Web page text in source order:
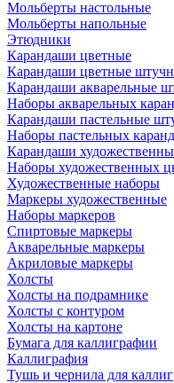
Мольберты настольные
Мольберты напольные
Этюдники
Карандаши цветные
Карандаши цветные
Карандаши акварельные
Наборы акварельных
Карандаши пастельные
Наборы пастельных
Карандаши
Наборы художественных
Художественные наборы
Маркеры художественные
Наборы маркеров
Спиртовые маркеры
Акварельные маркеры
Акриловые маркеры
Холсты
Холсты на подрамнике
Холсты с контуром
Холсты на картоне
Бумага для каллиграфии
Каллиграфия
Тушь и чернила для